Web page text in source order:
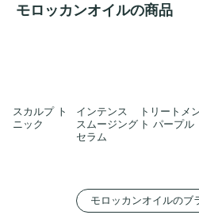
モロッカンオイルの商品
スカルプ ト
ニック
インテンス
スムージング
セラム
トリートメ
ト パープル
モロッカンオイルのブ